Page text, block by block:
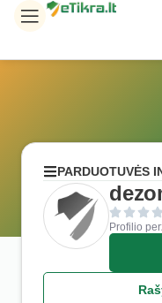
PARDUOTUVĖS
Profilio